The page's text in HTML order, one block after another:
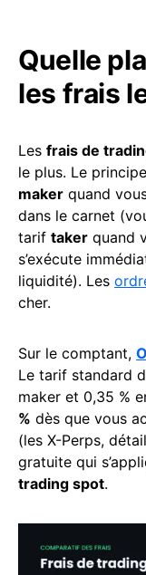
Quelle
les frais
Les frais de
le plus. Le
maker quand
dans le carnet
tarif taker quand
s’exécute
liquidité). Les
cher.
Sur le comptant,
Le tarif standard
maker et 0,35 %
% dès que vous
(les X-Perps,
gratuite qui
trading spot.